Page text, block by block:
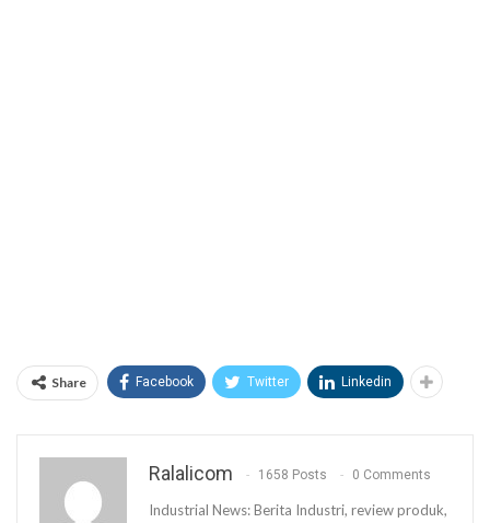
Share Facebook Twitter Linkedin
Ralalicom 1658 Posts 0 Comments
Industrial News: Berita Industri, review produk,